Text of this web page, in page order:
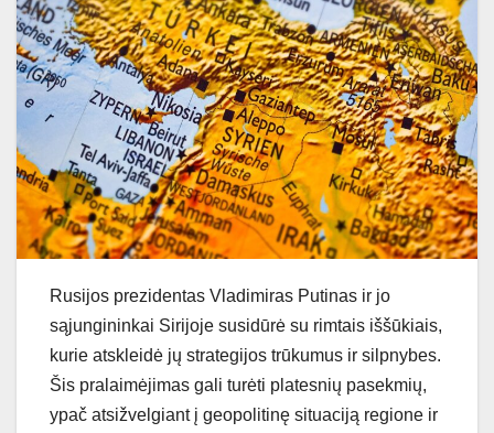
Rusijos prezidentas Vladimiras Putinas ir jo
sąjungininkai Sirijoje susidūrė su rimtais iššūkiais,
kurie atskleidė jų strategijos trūkumus ir silpnybes.
Šis pralaimėjimas gali turėti platesnių pasekmių,
ypač atsižvelgiant į geopolitinę situaciją regione ir